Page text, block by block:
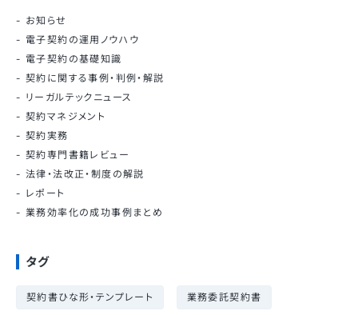
お知らせ
電子契約の運用ノウハウ
電子契約の基礎知識
契約に関する事例・判例・解説
リーガルテックニュース
契約マネジメント
契約実務
契約専門書籍レビュー
法律・法改正・制度の解説
レポート
業務効率化の成功事例まとめ
タグ
契約書ひな形・テンプレート 業務委託契約書